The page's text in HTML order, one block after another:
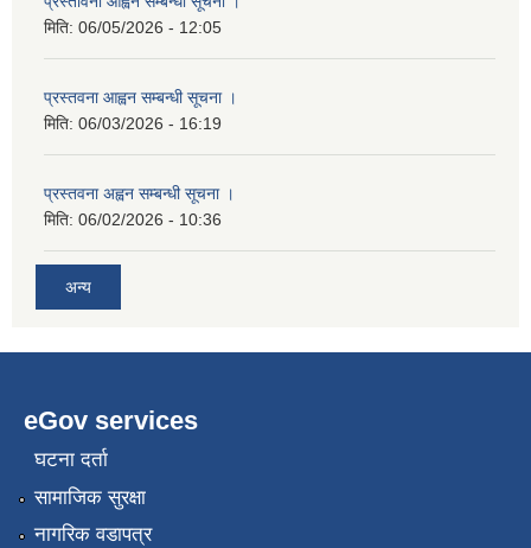
मिति: 06/05/2026 - 12:05
प्रस्तवना आह्वन सम्बन्धी सूचना ।
मिति: 06/03/2026 - 16:19
प्रस्तवना अह्वन सम्बन्धी सूचना ।
मिति: 06/02/2026 - 10:36
अन्य
eGov services
घटना दर्ता
सामाजिक सुरक्षा
नागरिक वडापत्र